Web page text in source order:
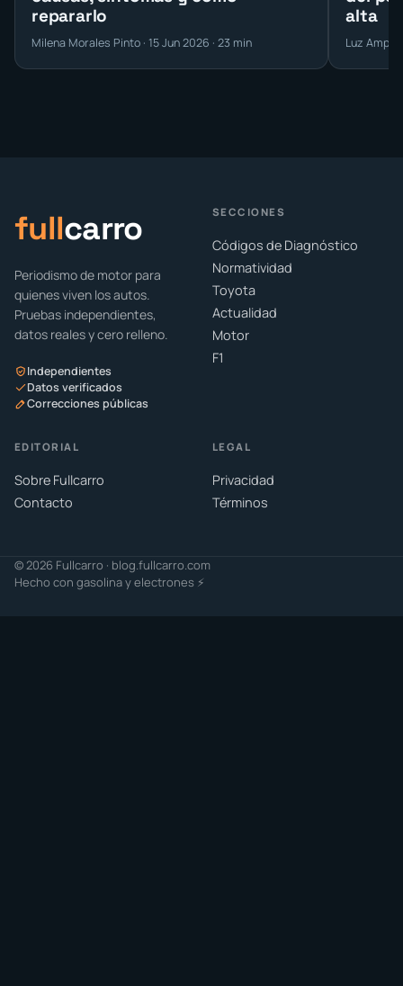
repararlo
Milena Morales Pinto · 15 Jun 2026 · 23 min
alta
Luz
fullcarro
Periodismo de motor para
quienes viven los autos.
Pruebas independientes,
datos reales y cero relleno.
Independientes
Datos verificados
Correcciones públicas
SECCIONES
Códigos de Diagnóstico
Normatividad
Toyota
Actualidad
Motor
F1
EDITORIAL
Sobre Fullcarro
Contacto
LEGAL
Privacidad
Términos
© 2026 Fullcarro · blog.fullcarro.com
Hecho con gasolina y electrones ⚡